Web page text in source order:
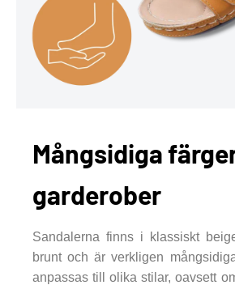
Mångsidiga
garderober
Sandalerna finns i klassiskt
brunt och är verkligen
anpassas till olika stilar, oavsett